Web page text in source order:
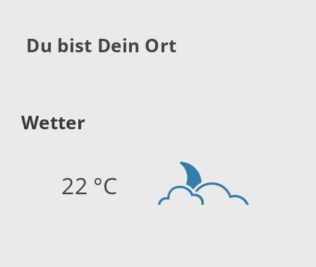
Du bist Dein Ort
Wetter
22 °C